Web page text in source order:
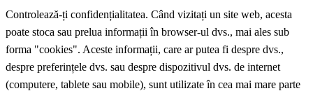
Controlează-ți confidențialitatea. Când vizitați un site web, acesta
poate stoca sau prelua informații în browser-ul dvs., mai ales sub
forma "cookies". Aceste informații, care ar putea fi despre dvs.,
despre preferințele dvs. sau despre dispozitivul dvs. de internet
(computere, tablete sau mobile), sunt utilizate în cea mai mare parte